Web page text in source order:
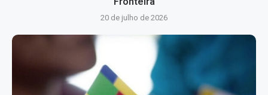
20 de julho de 2026